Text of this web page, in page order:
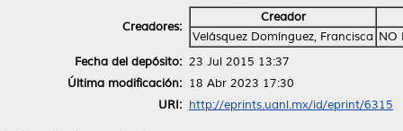
Creadores:
Creador
Velásquez Domínguez, Francisca NO
Fecha del depósito: 23 Jul 2015 13:37
Última modificación: 18 Abr 2023 17:30
URI: http://eprints.uanl.mx/id/eprint/6315